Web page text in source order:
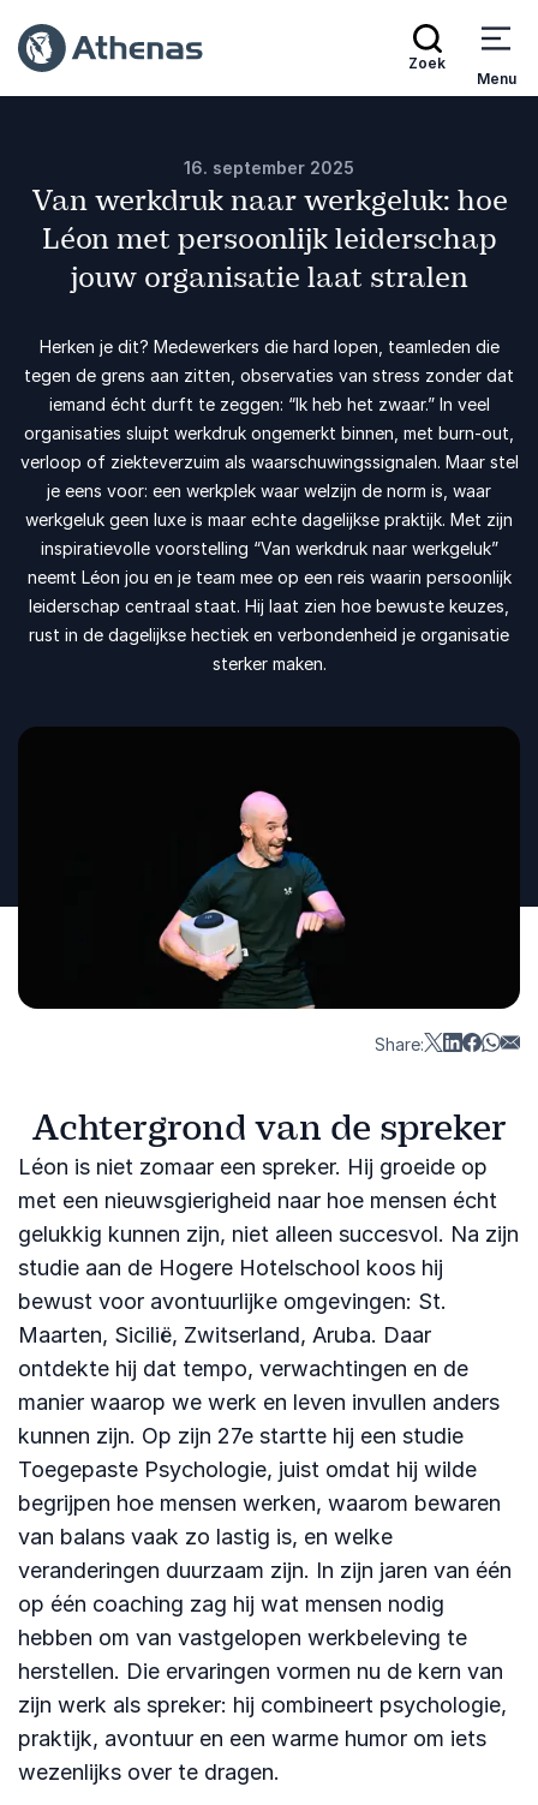
Zoek
Menu
16. september 2025
Van werkdruk naar werkgeluk: hoe
Léon met persoonlijk leiderschap
jouw organisatie laat stralen
Herken je dit? Medewerkers die hard lopen, teamleden die
tegen de grens aan zitten, observaties van stress zonder dat
iemand écht durft te zeggen: “Ik heb het zwaar.” In veel
organisaties sluipt werkdruk ongemerkt binnen, met burn‑out,
verloop of ziekteverzuim als waarschuwingssignalen. Maar stel
je eens voor: een werkplek waar welzijn de norm is, waar
werkgeluk geen luxe is maar echte dagelijkse praktijk. Met zijn
inspiratievolle voorstelling “Van werkdruk naar werkgeluk”
neemt Léon jou en je team mee op een reis waarin persoonlijk
leiderschap centraal staat. Hij laat zien hoe bewuste keuzes,
rust in de dagelijkse hectiek en verbondenheid je organisatie
sterker maken.
Share:
Achtergrond van de spreker
Léon is niet zomaar een spreker. Hij groeide op
met een nieuwsgierigheid naar hoe mensen écht
gelukkig kunnen zijn, niet alleen succesvol. Na zijn
studie aan de Hogere Hotelschool koos hij
bewust voor avontuurlijke omgevingen: St.
Maarten, Sicilië, Zwitserland, Aruba. Daar
ontdekte hij dat tempo, verwachtingen en de
manier waarop we werk en leven invullen anders
kunnen zijn. Op zijn 27e startte hij een studie
Toegepaste Psychologie, juist omdat hij wilde
begrijpen hoe mensen werken, waarom bewaren
van balans vaak zo lastig is, en welke
veranderingen duurzaam zijn. In zijn jaren van één
op één coaching zag hij wat mensen nodig
hebben om van vastgelopen werkbeleving te
herstellen. Die ervaringen vormen nu de kern van
zijn werk als spreker: hij combineert psychologie,
praktijk, avontuur en een warme humor om iets
wezenlijks over te dragen.